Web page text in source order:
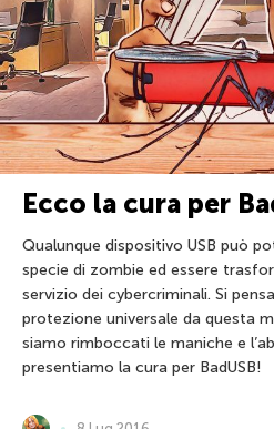
Ecco la cura per
Qualunque dispositivo USB può
specie di zombie ed essere
servizio dei cybercriminali. Si
protezione universale da questa
siamo rimboccati le maniche e
presentiamo la cura per BadUSB!